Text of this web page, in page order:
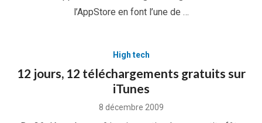
l’AppStore en font l’une de …
High tech
12 jours, 12 téléchargements gratuits sur
iTunes
Posted
8 décembre 2009